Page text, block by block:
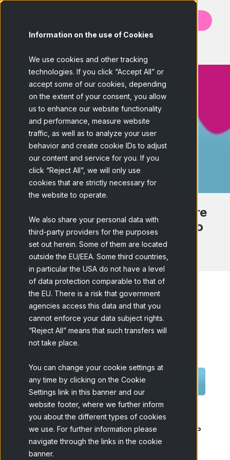
Information on the use of Cookies
We use cookies and other tracking
technologies. If you click “Accept All” or
accept some of our cookies, depending
on the extent of your consent, you allow
us to enhance our website functionality
and performance, measure website
traffic, as well as to analyze your user
behavior and create cookie IDs to adjust
our content and service for you. If you
click “Reject All”, we will only use
cookies that are strictly necessary for
the website to operate.
We also share your personal data with
third-party providers for the purposes
set out herein. Some of them are located
outside the EU/EEA. Some third countries,
in particular the USA do not have a level
of data protection comparable to that of
the EU. There is a risk that government
agencies access this data and that you
cannot enforce your data subject rights.
“Reject All” means that such transfers will
not take place.
You can change your cookie settings at
any time by clicking on the Cookie
Settings link in this banner and our
website footer, where we further inform
you about the different types of cookies
we use. For further information please
navigate through the links in the cookie
banner.
Contáctanos
Una Experiencia 10 - Descubre
nuestro microsite Aniversario
Home Blog Una Experiencia 10...
Siguiendo con lacelebraciónde nuestro
10º
aniversario, hemos creado unmicrosite
para dar a conocer mejor nuestra